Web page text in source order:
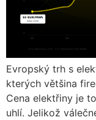
Evropský trh s
kterých většina
Cena elektřiny je
uhlí. Jelikož